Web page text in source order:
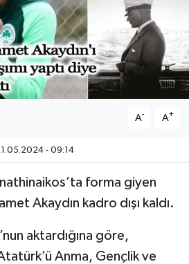
A- A+
- 09:14
forma giyen
Akaydın kadro dışı kaldı.
aktardığına göre,
Anma, Gençlik ve